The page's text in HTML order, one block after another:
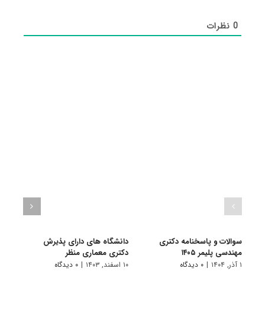
0نظرات
سوالات و پاسخنامه دکتری
مهندسی پلیمر ۱۴۰۵
۱ آذر, ۱۴۰۴ | ۰ دیدگاه
دانشگاه های دارای پذیرش
دکتری ﻣﻌﻤﺎری منظر
۱۰ اسفند, ۱۴۰۳ | ۰ دیدگاه